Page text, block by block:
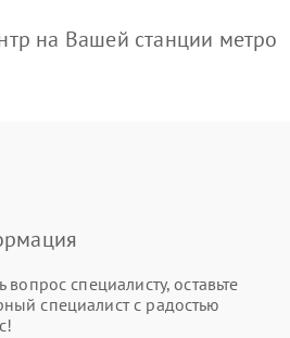
на Вашей станции метро
вопрос специалисту, оставьте
специалист с радостью